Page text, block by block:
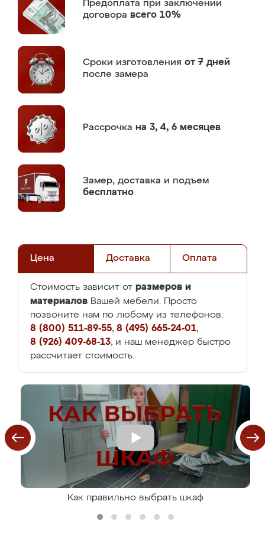
Предоплата при заключении
договора всего 10%
Сроки изготовления от 7 дней
после замера
Рассрочка на 3, 4, 6 месяцев
Замер, доставка и подъем
бесплатно
Цена Доставка Оплата
Стоимость зависит от размеров и
материалов Вашей мебели. Просто
позвоните нам по любому из телефонов:
8 (800) 511-89-55, 8 (495) 665-24-01,
8 (926) 409-68-13, и наш менеджер быстро
рассчитает стоимость.
Как правильно выбрать шкаф